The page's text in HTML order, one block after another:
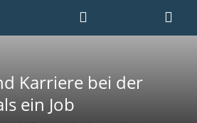
Karriere bei der
ein Job